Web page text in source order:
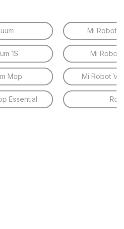
1S
Mop
Essential
Mi Robot
Mi Robot
Mi Robot